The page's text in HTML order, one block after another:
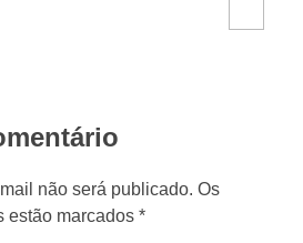
não será publicado. Os
estão marcados *